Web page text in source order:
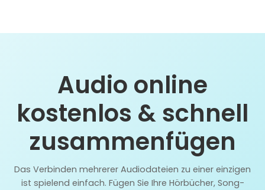
Audio online
kostenlos & schnell
zusammenfügen
Das Verbinden mehrerer Audiodateien zu einer einzigen
ist spielend einfach. Fügen Sie Ihre Hörbücher, Song-